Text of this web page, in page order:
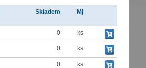
Skladem Mj
0 ks
0 ks
0 ks